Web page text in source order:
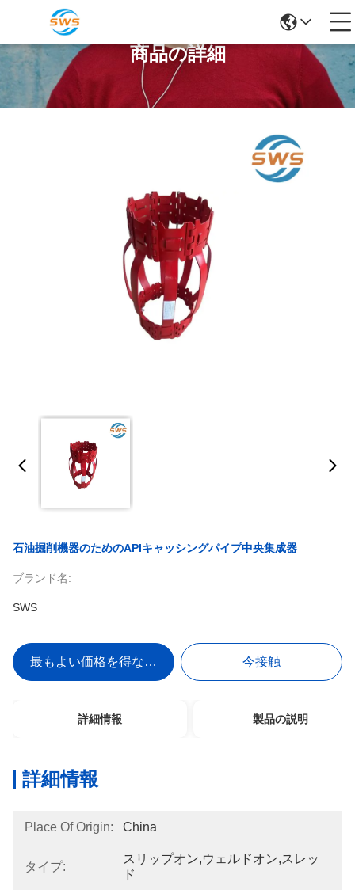
商品の詳細
石油掘削機器のためのAPIキャッシングパイプ中央集成器
ブランド名:
SWS
最もよい価格を得なさい 今接触
詳細情報 製品の説明
詳細情報
Place Of Origin: China
タイプ:
スリップオン,ウェルドオン,スレッ
ド